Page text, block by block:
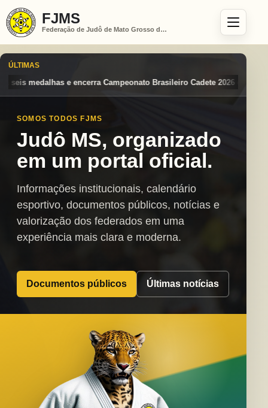
FJMS
Federação de Judô de Mato Grosso do Sul
ÚLTIMAS
Brasileiro Cadete 2026 entre os destaques nacionais Mato Grosso
SOMOS TODOS FJMS
Judô MS, organizado
em um portal oficial.
Informações institucionais, calendário
esportivo, documentos públicos, notícias e
valorização dos federados em uma
experiência mais clara e moderna.
Documentos públicos Últimas notícias